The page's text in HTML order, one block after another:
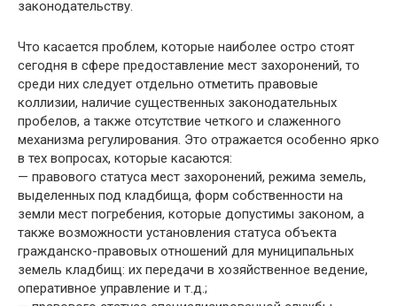
законодательству.
Что касается проблем, которые наиболее остро стоят
сегодня в сфере предоставление мест захоронений, то
среди них следует отдельно отметить правовые
коллизии, наличие существенных законодательных
пробелов, а также отсутствие четкого и слаженного
механизма регулирования. Это отражается особенно ярко
в тех вопросах, которые касаются:
— правового статуса мест захоронений, режима земель,
выделенных под кладбища, форм собственности на
земли мест погребения, которые допустимы законом, а
также возможности установления статуса объекта
гражданско-правовых отношений для муниципальных
земель кладбищ: их передачи в хозяйственное ведение,
оперативное управление и т.д.;